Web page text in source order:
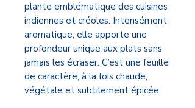
plante emblématique des cuisines
indiennes et créoles. Intensément
aromatique, elle apporte une
profondeur unique aux plats sans
jamais les écraser. C’est une feuille
de caractère, à la fois chaude,
végétale et subtilement épicée.